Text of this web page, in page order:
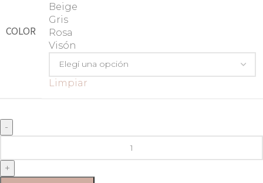
COLOR
Beige
Gris
Rosa
Visón
Limpiar
-
+